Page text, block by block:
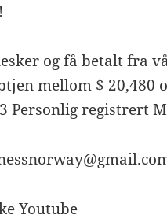
og få betalt fra
mellom $ 20,480
Personlig registrert
Youtube